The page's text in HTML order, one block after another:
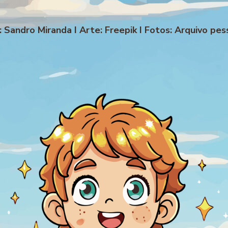
Sandro Miranda I Arte: Freepik I Fotos: Arquivo